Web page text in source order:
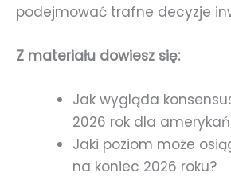
podejmować trafne decyzje
Z materiału dowiesz się:
Jak wygląda
2026 rok dla
Jaki poziom może
na koniec 2026 roku?